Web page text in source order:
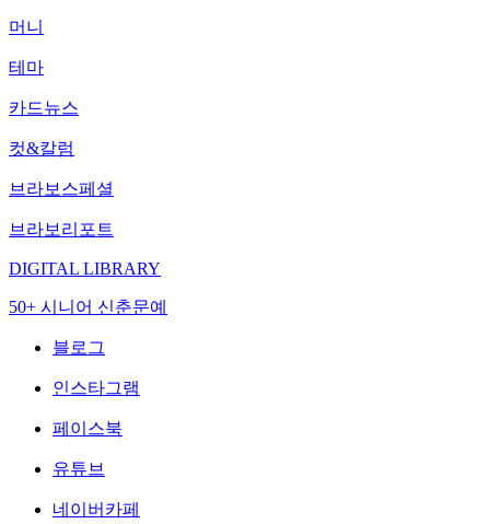
머니
테마
카드뉴스
컷&칼럼
브라보스페셜
브라보리포트
DIGITAL LIBRARY
50+ 시니어 신춘문예
블로그
인스타그램
페이스북
유튜브
네이버카페